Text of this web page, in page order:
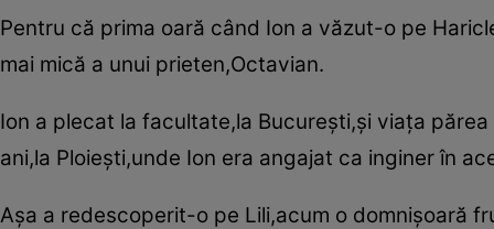
Pentru că prima oară când Ion a văzut-o pe
mai mică a unui prieten,Octavian.
Ion a plecat la facultate,la Bucureşti,şi viaţa
ani,la Ploieşti,unde Ion era angajat ca inginer în
Aşa a redescoperit-o pe Lili,acum o domnişoară